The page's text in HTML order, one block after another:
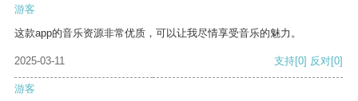
游客
这款app的音乐资源非常优质，可以让我尽情享受音乐的魅力。
2025-03-11 支持[0] 反对[0]
游客